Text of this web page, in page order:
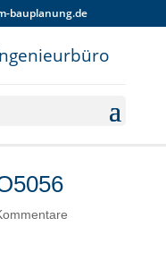
bauplanung.de